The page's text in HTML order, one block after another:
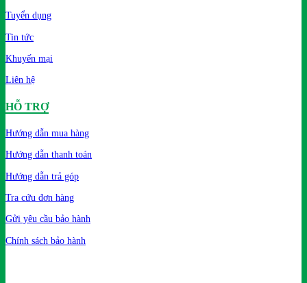
Tuyển dụng
Tin tức
Khuyến mại
Liên hệ
HỖ TRỢ
Hướng dẫn mua hàng
Hướng dẫn thanh toán
Hướng dẫn trả góp
Tra cứu đơn hàng
Gửi yêu cầu bảo hành
Chính sách bảo hành